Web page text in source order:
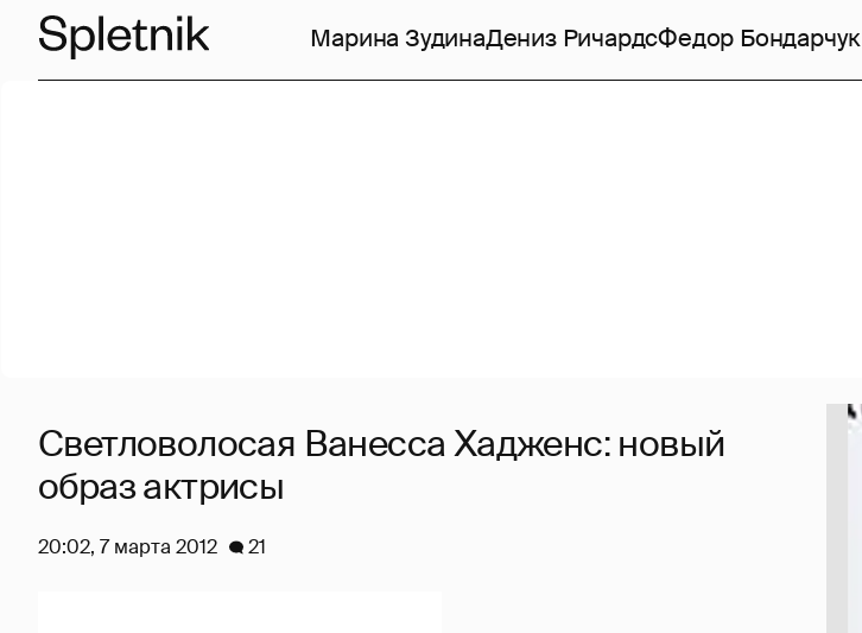
Марина ЗудинаДениз РичардсФедор Бондарчук
Светловолосая Ванесса Хадженс: новый
образ актрисы
20:02, 7 марта 2012 21